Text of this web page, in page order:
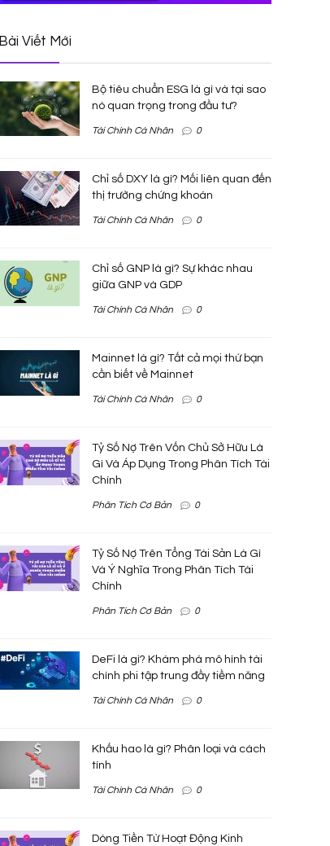
Bài Viết Mới
Bộ tiêu chuẩn ESG là gì và tại sao
nó quan trọng trong đầu tư?
Tài Chính Cá Nhân 0
Chỉ số DXY là gì? Mối liên quan đến
thị trường chứng khoán
Tài Chính Cá Nhân 0
Chỉ số GNP là gì? Sự khác nhau
giữa GNP và GDP
Tài Chính Cá Nhân 0
Mainnet là gì? Tất cả mọi thứ bạn
cần biết về Mainnet
Tài Chính Cá Nhân 0
Tỷ Số Nợ Trên Vốn Chủ Sở Hữu Là
Gì Và Áp Dụng Trong Phân Tích Tài
Chính
Phân Tích Cơ Bản 0
Tỷ Số Nợ Trên Tổng Tài Sản Là Gì
Và Ý Nghĩa Trong Phân Tích Tài
Chính
Phân Tích Cơ Bản 0
DeFi là gì? Khám phá mô hình tài
chính phi tập trung đầy tiềm năng
Tài Chính Cá Nhân 0
Khấu hao là gì? Phân loại và cách
tính
Tài Chính Cá Nhân 0
Dòng Tiền Từ Hoạt Động Kinh